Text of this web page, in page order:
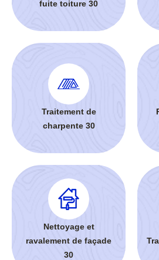
fuite toiture 30
Traitement de
charpente 30
Nettoyage et
ravalement de façade
30